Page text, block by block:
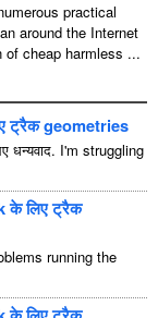
practical
around the Internet
of cheap harmless ...
ट्रैक geometries
धन्यवाद. I'm struggling
के लिए ट्रैक
running the